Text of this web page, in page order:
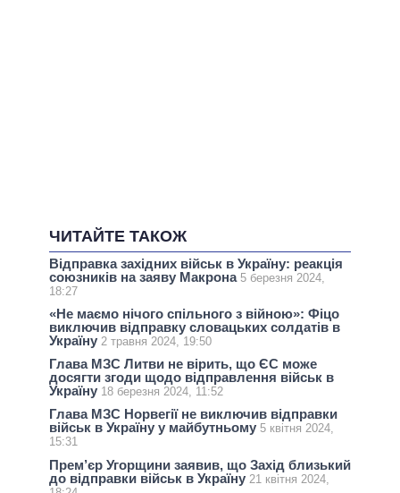
ЧИТАЙТЕ ТАКОЖ
Відправка західних військ в Україну: реакція
союзників на заяву Макрона 5 березня 2024,
18:27
«Не маємо нічого спільного з війною»: Фіцо
виключив відправку словацьких солдатів в
Україну 2 травня 2024, 19:50
Глава МЗС Литви не вірить, що ЄС може
досягти згоди щодо відправлення військ в
Україну 18 березня 2024, 11:52
Глава МЗС Норвегії не виключив відправки
військ в Україну у майбутньому 5 квітня 2024,
15:31
Прем’єр Угорщини заявив, що Захід близький
до відправки військ в Україну 21 квітня 2024,